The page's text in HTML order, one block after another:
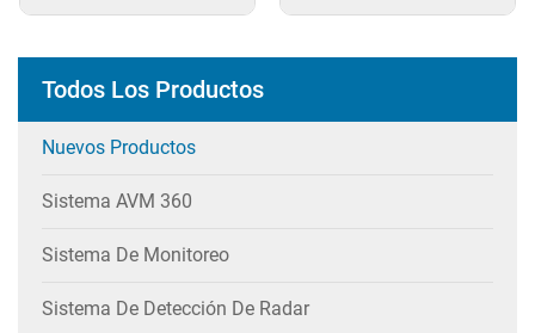
Todos Los Productos
Nuevos Productos
Sistema AVM 360
Sistema De Monitoreo
Sistema De Detección De Radar